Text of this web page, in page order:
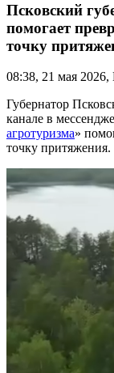
Псковский
помогает
точку
08:38, 21 мая
Губернатор
канале в
агротуризма»
точку притяжения.